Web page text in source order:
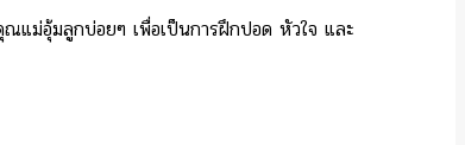
ณแม่อุ้มลูกบ่อยๆ เพื่อเป็นการฝึกปอด หัวใจ และ